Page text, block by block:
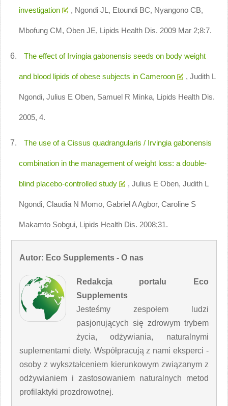
investigation , Ngondi JL, Etoundi BC, Nyangono CB,
Mbofung CM, Oben JE, Lipids Health Dis. 2009 Mar 2;8:7.
The effect of Irvingia gabonensis seeds on body weight
and blood lipids of obese subjects in Cameroon , Judith L
Ngondi, Julius E Oben, Samuel R Minka, Lipids Health Dis.
2005, 4.
The use of a Cissus quadrangularis / Irvingia gabonensis
combination in the management of weight loss: a double-
blind placebo-controlled study , Julius E Oben, Judith L
Ngondi, Claudia N Momo, Gabriel A Agbor, Caroline S
Makamto Sobgui, Lipids Health Dis. 2008;31.
Autor: Eco Supplements - O nas
Redakcja portalu Eco
Supplements
Jesteśmy zespołem ludzi
pasjonujących się zdrowym trybem
życia, odżywiania, naturalnymi
suplementami diety. Współpracują z nami eksperci -
osoby z wykształceniem kierunkowym związanym z
odżywianiem i zastosowaniem naturalnych metod
profilaktyki prozdrowotnej.